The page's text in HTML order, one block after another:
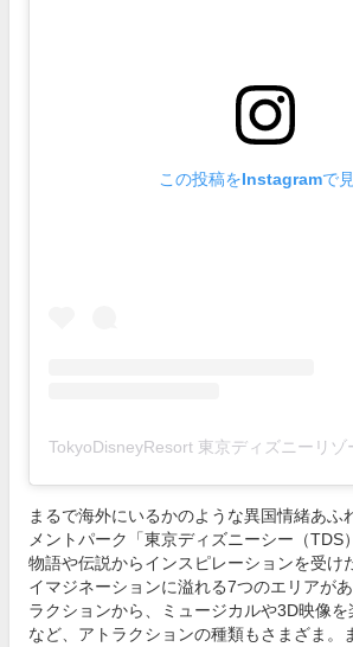
この投稿をInstagramで
まるで海外にいるかのような異国情緒あふ
メントパーク「東京ディズニーシー（TDS
物語や伝説からインスピレーションを受け
イマジネーションに溢れる7つのエリアが
ラクションから、ミュージカルや3D映像
など、アトラクションの種類もさまざま。